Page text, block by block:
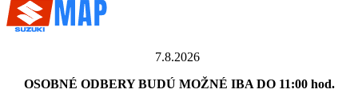
7.8.2026
OSOBNÉ ODBERY BUDÚ MOŽNÉ IBA DO 11:00 hod.